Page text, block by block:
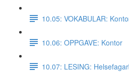
10.05: VOKABULAR:
10.06: OPPGAVE: Kontor
10.07: LESING: